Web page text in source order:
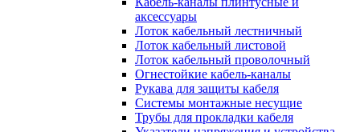
аксессуары
Лоток кабельный лестничный
Лоток кабельный листовой
Лоток кабельный проволочный
Огнестойкие кабель-каналы
Рукава для защиты кабеля
Системы монтажные несущие
Трубы для прокладки кабеля